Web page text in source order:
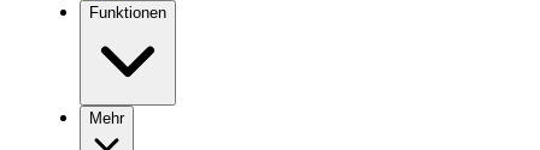
Funktionen
Mehr